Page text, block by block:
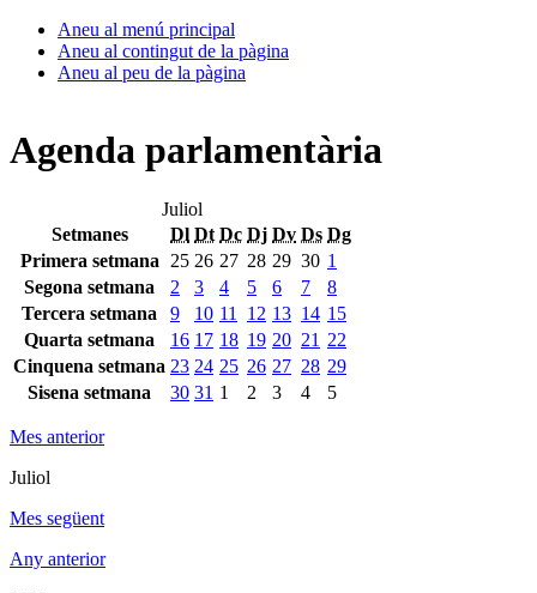
Aneu al menú principal
Aneu al contingut de la pàgina
Aneu al peu de la pàgina
Agenda parlamentària
Juliol
Setmanes
Dl Dt Dc Dj Dv Ds Dg
Primera setmana
25 26 27 28 29 30 1
Segona setmana
2 3 4 5 6 7
8
Tercera setmana
9 10 11 12 13 14 15
Quarta setmana
16 17 18 19 20 21 22
Cinquena setmana 23 24 25 26 27 28 29
Sisena setmana
30 31 1 2 3 4 5
Mes anterior
Juliol
Mes següent
Any anterior